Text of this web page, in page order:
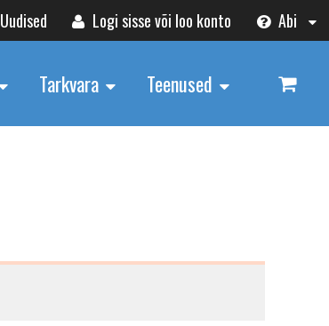
Uudised Logi sisse või loo konto Abi
Tarkvara Teenused